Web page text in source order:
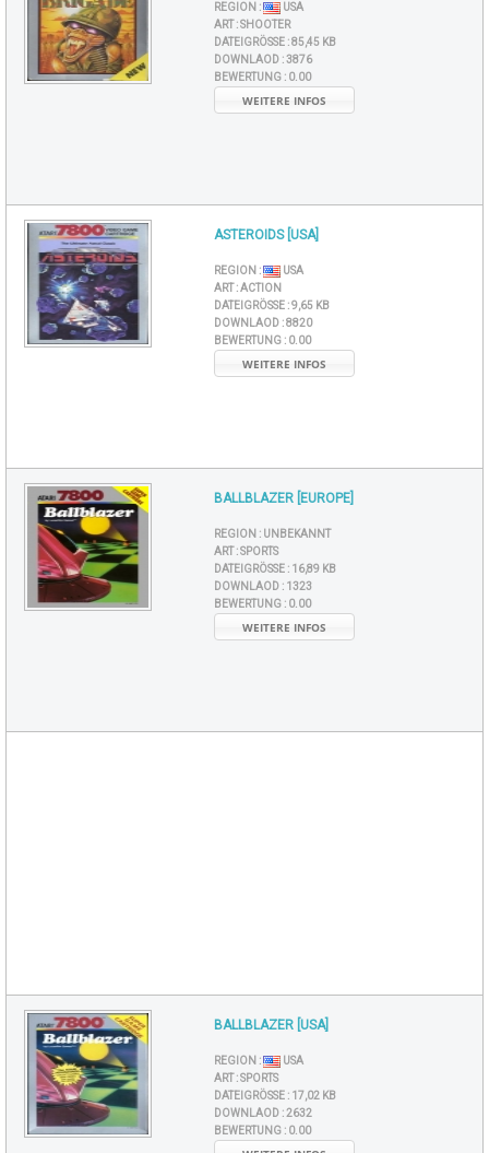
REGION :
USA
ART :SHOOTER
DATEIGRÖSSE : 85,45 KB
DOWNLAOD :3876
BEWERTUNG : 0.00
WEITERE INFOS
ASTEROIDS [USA]
REGION :
USA
ART :ACTION
DATEIGRÖSSE : 9,65 KB
DOWNLAOD :8820
BEWERTUNG : 0.00
WEITERE INFOS
BALLBLAZER [EUROPE]
REGION : UNBEKANNT
ART :SPORTS
DATEIGRÖSSE : 16,89 KB
DOWNLAOD : 1323
BEWERTUNG : 0.00
WEITERE INFOS
BALLBLAZER [USA]
REGION :
USA
ART :SPORTS
DATEIGRÖSSE : 17,02 KB
DOWNLAOD :2632
BEWERTUNG : 0.00